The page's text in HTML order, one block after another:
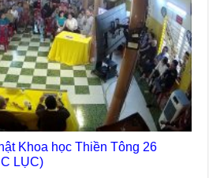
Khoa học Thiền Tông 26
LỤC)